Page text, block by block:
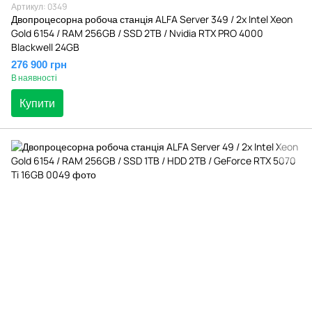
Артикул: 0349
Двопроцесорна робоча станція ALFA Server 349 / 2x Intel Xeon
Gold 6154 / RAM 256GB / SSD 2TB / Nvidia RTX PRO 4000
Blackwell 24GB
276 900 грн
В наявності
Купити